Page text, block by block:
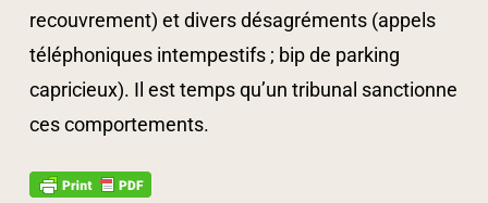
recouvrement) et divers désagréments (appels
téléphoniques intempestifs ; bip de parking
capricieux). Il est temps qu’un tribunal sanctionne
ces comportements.